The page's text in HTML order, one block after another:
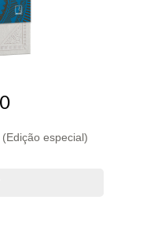
especial)